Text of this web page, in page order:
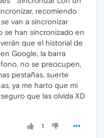
recomiendo
van a sincronizar
se han sincronizado en
que el historial de
Google, la barra
no se preocupen,
pestañas, suerte
ya me harto que mi
que las olvida XD
1